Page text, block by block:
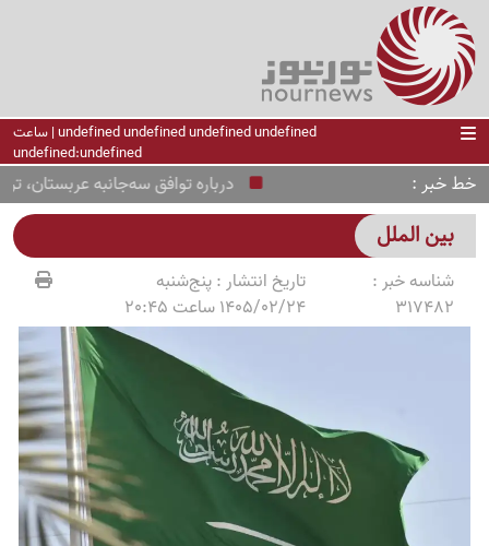
undefined undefined undefined undefined | ساعت
undefined:undefined
خط خبر درباره توافق سه‌جانبه عربستان، ترکیه
بین الملل
شناسه خبر :
317482
تاریخ انتشار :پنج‌شنبه
1405/02/24 ساعت 20:45